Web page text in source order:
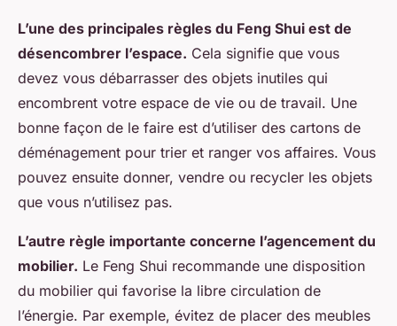
L’une des principales règles du Feng Shui est de
désencombrer l’espace. Cela signifie que vous
devez vous débarrasser des objets inutiles qui
encombrent votre espace de vie ou de travail. Une
bonne façon de le faire est d’utiliser des cartons de
déménagement pour trier et ranger vos affaires. Vous
pouvez ensuite donner, vendre ou recycler les objets
que vous n’utilisez pas.
L’autre règle importante concerne l’agencement du
mobilier. Le Feng Shui recommande une disposition
du mobilier qui favorise la libre circulation de
l’énergie. Par exemple, évitez de placer des meubles